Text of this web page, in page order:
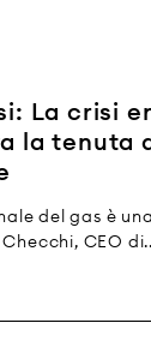
La crisi
la tenuta
del gas è
CEO